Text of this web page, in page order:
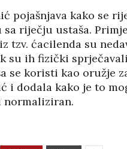
pojašnjava kako se
riječju ustaša.
tzv. ćacilenda su
su ih fizički
koristi kao oružje
i dodala kako je to
normaliziran.
HRVATSKOG
NACIONALIZMA
29/12/2025
U SLUŽBI
ISTINE
12/2025